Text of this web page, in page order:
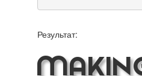
Результат: